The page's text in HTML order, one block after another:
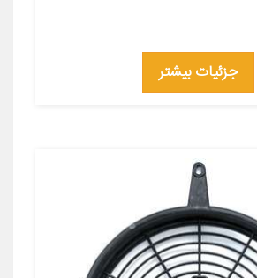
جزئیات بیشتر